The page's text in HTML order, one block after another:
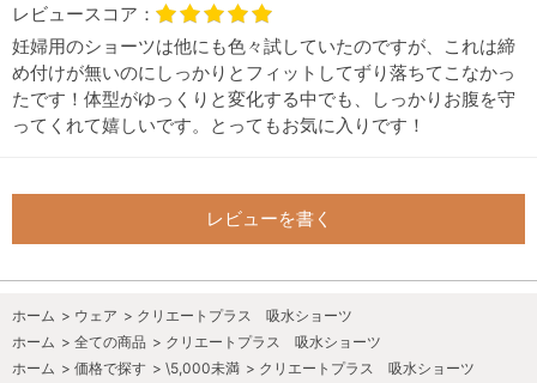
レビュースコア：
妊婦用のショーツは他にも色々試していたのですが、これは締
め付けが無いのにしっかりとフィットしてずり落ちてこなかっ
たです！体型がゆっくりと変化する中でも、しっかりお腹を守
ってくれて嬉しいです。とってもお気に入りです！
レビューを書く
ホーム > ウェア > クリエートプラス 吸水ショーツ
ホーム > 全ての商品 > クリエートプラス 吸水ショーツ
ホーム > 価格で探す > \5,000未満 > クリエートプラス 吸水ショーツ